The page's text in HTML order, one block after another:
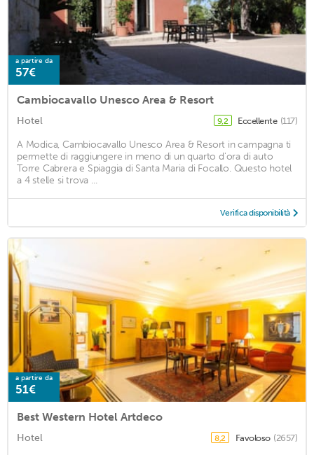
a partire da
57€
Cambiocavallo Unesco Area & Resort
Hotel 9,2 Eccellente (117)
A Modica, Cambiocavallo Unesco Area & Resort in campagna ti
permette di raggiungere in meno di un quarto d'ora di auto
Torre Cabrera e Spiaggia di Santa Maria di Focallo. Questo hotel
a 4 stelle si trova ...
Verifica disponibilità
a partire da
51€
Best Western Hotel Artdeco
Hotel 8,2 Favoloso (2657)